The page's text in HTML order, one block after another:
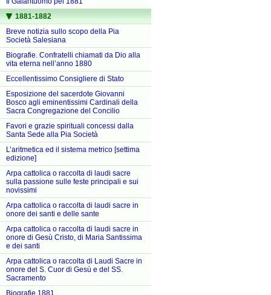
1881-1882
Breve notizia sullo scopo della Pia
Società Salesiana
Biografie. Confratelli chiamati da Dio alla
vita eterna nell’anno 1880
Eccellentissimo Consigliere di Stato
Esposizione del sacerdote Giovanni
Bosco agli eminentissimi Cardinali della
Sacra Congregazione del Concilio
Favori e grazie spirituali concessi dalla
Santa Sede alla Pia Società
L’aritmetica ed il sistema metrico [settima
edizione]
Arpa cattolica o raccolta di laudi sacre
sulla passione sulle feste principali e sui
novissimi
Arpa cattolica o raccolta di laudi sacre in
onore dei santi e delle sante
Arpa cattolica o raccolta di laudi sacre in
onore di Gesù Cristo, di Maria Santissima
e dei santi
Arpa cattolica o raccolta di Laudi Sacre in
onore del S. Cuor di Gesù e del SS.
Sacramento
Biografie 1881